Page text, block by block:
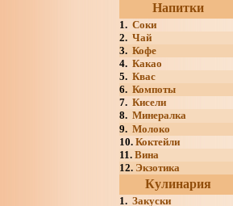
Напитки
1. Соки
2. Чай
3. Кофе
4. Какао
5. Квас
6. Компоты
7. Кисели
8. Минералка
9. Молоко
10. Коктейли
11. Вина
12. Экзотика
Кулинария
1. Закуски